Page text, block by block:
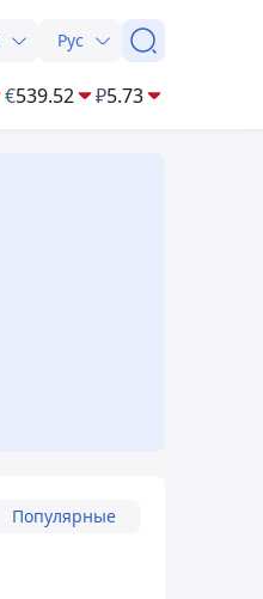
Рус
€539.52 ₽5.73
Популярные